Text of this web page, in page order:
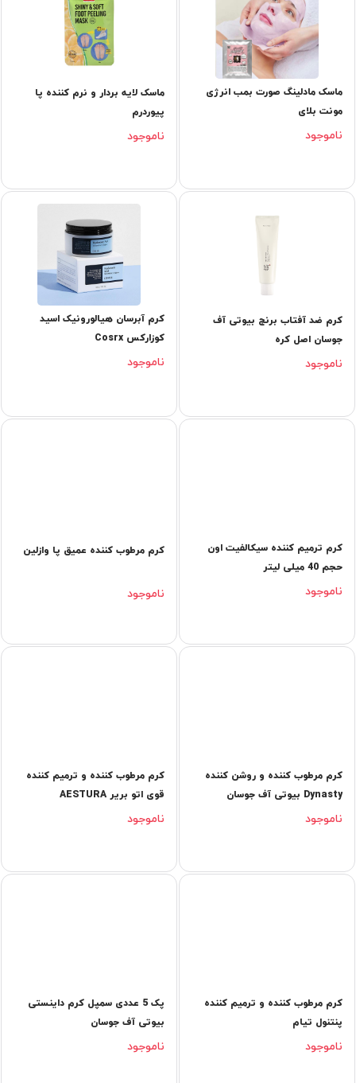
ماسک مادلینگ صورت بمب انرژی
مونت بلای
ناموجود
ماسک لایه بردار و نرم کننده پا
پیوردرم
ناموجود
کرم ضد آفتاب برنج بیوتی آف
جوسان اصل کره
ناموجود
کرم آبرسان هیالورونیک اسید
کوزارکس Cosrx
ناموجود
کرم ترمیم کننده سیکالفیت اون
حجم 40 میلی لیتر
ناموجود
کرم مرطوب کننده عمیق پا وازلین
ناموجود
کرم مرطوب کننده و روشن کننده
Dynasty بیوتی آف جوسان
ناموجود
کرم مرطوب کننده و ترمیم کننده
قوی اتو بریر AESTURA
ناموجود
کرم مرطوب کننده و ترمیم کننده
پنتنول تیام
ناموجود
پک 5 عددی سمپل کرم داینستی
بیوتی آف جوسان
ناموجود